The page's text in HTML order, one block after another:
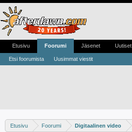
Etusivu Foorumi Digitaalinen video
Etusivu Foorumi
Etsi foorumista Uusimmat viestit
Jäsenet Uutiset